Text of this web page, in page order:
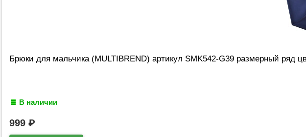
Брюки для мальчика (MULTIBREND) артикул SMK542-G39 размерный ряд
В наличии
999 ₽